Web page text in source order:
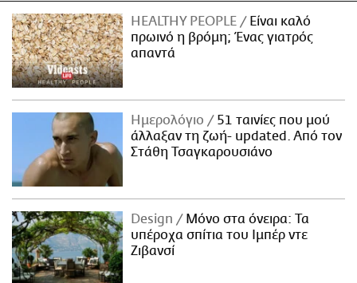
HEALTHY PEOPLE
Είναι καλό
πρωινό η βρόμη; Ένας γιατρός
απαντά
Ημερολόγιο
51 ταινίες που μού
άλλαξαν τη ζωή- updated. Aπό τον
Στάθη Τσαγκαρουσιάνο
Design
Μόνο στα όνειρα: Τα
υπέροχα σπίτια του Ιμπέρ ντε
Ζιβανσί